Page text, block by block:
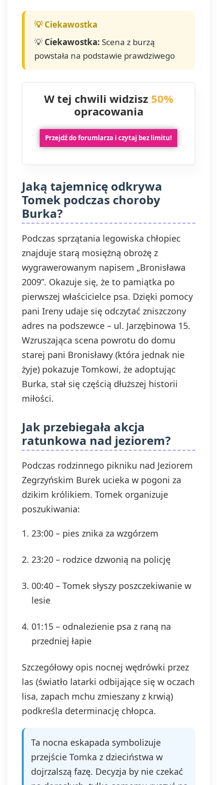
💡 Ciekawostka: Scena z burzą
powstała na podstawie prawdziwego
W tej chwili widzisz 50%
opracowania
Przejdź do forumlarza i czytaj bez limitu!
Jaką tajemnicę odkrywa
Tomek podczas choroby
Burka?
Podczas sprzątania legowiska chłopiec
znajduje starą mosiężną obrożę z
wygrawerowanym napisem „Bronisława
2009”. Okazuje się, że to pamiątka po
pierwszej właścicielce psa. Dzięki pomocy
pani Ireny udaje się odczytać zniszczony
adres na podszewce – ul. Jarzębinowa 15.
Wzruszająca scena powrotu do domu
starej pani Bronisławy (która jednak nie
żyje) pokazuje Tomkowi, że adoptując
Burka, stał się częścią dłuższej historii
miłości.
Jak przebiegała akcja
ratunkowa nad jeziorem?
Podczas rodzinnego pikniku nad Jeziorem
Zegrzyńskim Burek ucieka w pogoni za
dzikim królikiem. Tomek organizuje
poszukiwania:
23:00 – pies znika za wzgórzem
23:20 – rodzice dzwonią na policję
00:40 – Tomek słyszy poszczekiwanie w
lesie
01:15 – odnalezienie psa z raną na
przedniej łapie
Szczegółowy opis nocnej wędrówki przez
las (światło latarki odbijające się w oczach
lisa, zapach mchu zmieszany z krwią)
podkreśla determinację chłopca.
Ta nocna eskapada symbolizuje
przejście Tomka z dzieciństwa w
dojrzalszą fazę. Decyzja by nie czekać